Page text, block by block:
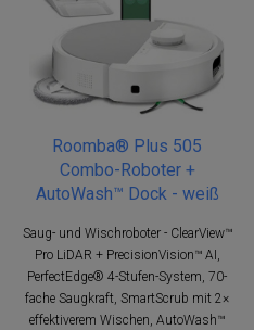
Roomba® Plus 505
Combo-Roboter +
AutoWash™ Dock - weiß
Saug- und Wischroboter - ClearView™
Pro LiDAR + PrecisionVision™ AI,
PerfectEdge® 4-Stufen-System, 70-
fache Saugkraft, SmartScrub mit 2×
effektiverem Wischen, AutoWash™